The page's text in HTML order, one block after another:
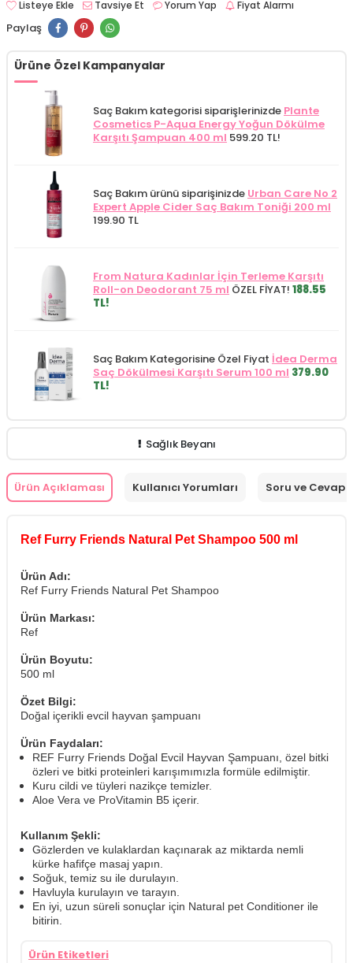
Listeye Ekle Tavsiye Et Yorum Yap Fiyat Alarmı
Paylaş
Ürüne Özel Kampanyalar
Saç Bakım kategorisi siparişlerinizde Plante
Cosmetics P-Aqua Energy Yoğun Dökülme
Karşıtı Şampuan 400 ml 599.20 TL!
Saç Bakım ürünü siparişinizde Urban Care No 2
Expert Apple Cider Saç Bakım Toniği 200 ml
199.90 TL
From Natura Kadınlar İçin Terleme Karşıtı
Roll-on Deodorant 75 ml ÖZEL FİYAT! 188.55
TL!
Saç Bakım Kategorisine Özel Fiyat İdea Derma
Saç Dökülmesi Karşıtı Serum 100 ml 379.90
TL!
Sağlık Beyanı
Ürün Açıklaması Kullanıcı Yorumları Soru ve Cevap
Ref Furry Friends Natural Pet Shampoo 500 ml
Ürün Adı:
Ref Furry Friends Natural Pet Shampoo
Ürün Markası:
Ref
Ürün Boyutu:
500 ml
Özet Bilgi:
Doğal içerikli evcil hayvan şampuanı
Ürün Faydaları:
REF Furry Friends Doğal Evcil Hayvan Şampuanı, özel bitki
özleri ve bitki proteinleri karışımımızla formüle edilmiştir.
Kuru cildi ve tüyleri nazikçe temizler.
Aloe Vera ve ProVitamin B5 içerir.
Kullanım Şekli:
Gözlerden ve kulaklardan kaçınarak az miktarda nemli
kürke hafifçe masaj yapın.
Soğuk, temiz su ile durulayın.
Havluyla kurulayın ve tarayın.
En iyi, uzun süreli sonuçlar için Natural pet Conditioner ile
bitirin.
Ürün Etiketleri